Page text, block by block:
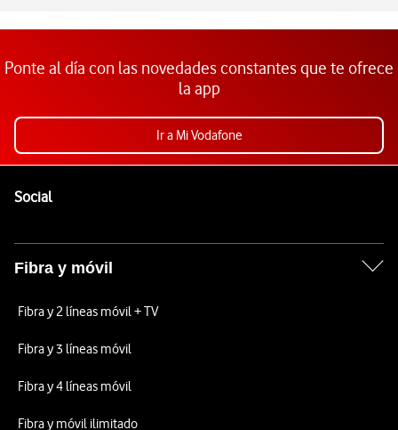
Ponte al día con las novedades constantes que te ofrece
la app
Ir a Mi Vodafone
SocialEnlaces a las redes sociales de Vodafone
Fibra y móvil
Fibra y 2 líneas móvil + TV
Fibra y 3 líneas móvil
Fibra y 4 líneas móvil
Fibra y móvil ilimitado